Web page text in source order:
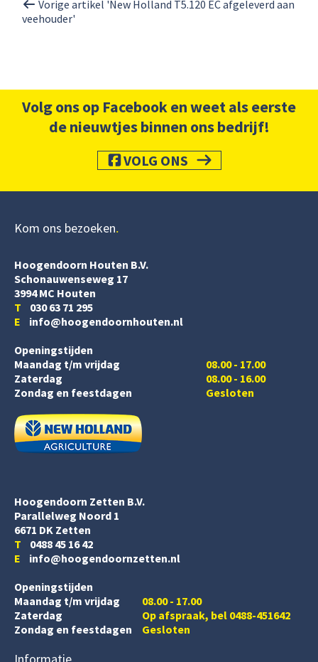
Vorige artikel 'New Holland T5.120 EC afgeleverd aan
veehouder'
Volg ons op Facebook en weet als eerste
de nieuwtjes binnen ons bedrijf!
VOLG ONS
Kom ons bezoeken
Hoogendoorn Houten B.V.
Schonauwenseweg 17
3994 MC Houten
T 030 63 71 295
E info@hoogendoornhouten.nl
Openingstijden
Maandag t/m vrijdag
Zaterdag
08.00 - 17.00
08.00 - 16.00
Zondag en feestdagen
Gesloten
Hoogendoorn Zetten B.V.
Parallelweg Noord 1
6671 DK Zetten
T 0488 45 16 42
E info@hoogendoornzetten.nl
Openingstijden
Maandag t/m vrijdag
08.00 - 17.00
Zaterdag
Op afspraak, bel 0488-451642
Zondag en feestdagen
Gesloten
Informatie